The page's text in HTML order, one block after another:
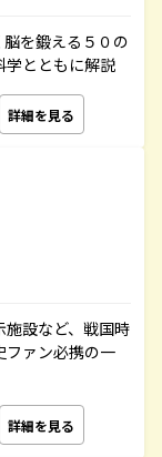
を鍛える５０の
学とともに解説
詳細を見る
施設など、戦国時
ファン必携の一
詳細を見る